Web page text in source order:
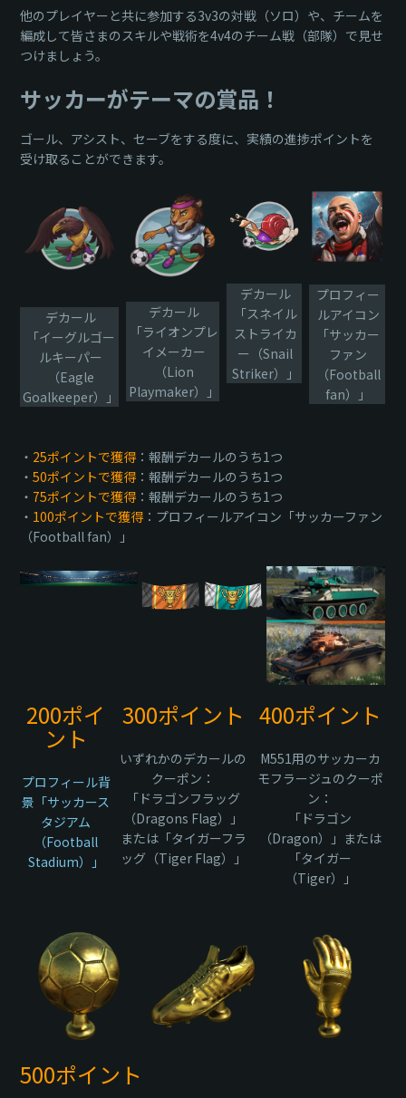
他のプレイヤーと共に参加する3v3の対戦（ソロ）や、チームを
編成して皆さまのスキルや戦術を4v4のチーム戦（部隊）で見せ
つけましょう。
サッカーがテーマの賞品！
ゴール、アシスト、セーブをする度に、実績の進捗ポイントを
受け取ることができます。
デカール
「イーグルゴー
ルキーパー
（Eagle
Goalkeeper）」
デカール
「ライオンプレ
イメーカー
（Lion
Playmaker）」
デカール
「スネイル
ストライカ
ー（Snail
Striker）」
プロフィー
ルアイコン
「サッカー
ファン
（Football
fan）」
・ 25ポイントで獲得 ：報酬デカールのうち1つ
・50ポイントで獲得 ：報酬デカールのうち1つ
・ 75ポイントで獲得 ：報酬デカールのうち1つ
・ 100ポイントで獲得 ：プロフィールアイコン「サッカーファン
（Football fan）」
200ポイ
ント
プロフィール背
景「サッカース
タジアム
（Football
Stadium）」
300ポイント
いずれかのデカールの
クーポン：
「ドラゴンフラッグ
（Dragons Flag）」
または「タイガーフラ
ッグ（Tiger Flag）」
400ポイント
M551用のサッカーカ
モフラージュのクーポ
ン：
「ドラゴン
（Dragon）」または
「タイガー
（Tiger）」
500ポイント